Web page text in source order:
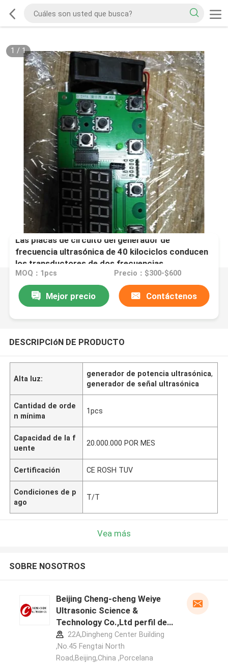
1 / 1
Las placas de circuito del generador de
frecuencia ultrasónica de 40 kilociclos conducen
los transductores de dos frecuencias
MOQ：1pcs Precio：$300-$600
Mejor precio Contáctenos
DESCRIPCIóN DE PRODUCTO
Alta luz:
generador de potencia ultrasónica,
generador de señal ultrasónica
Cantidad de orde
n mínima
1pcs
Capacidad de la f
uente
20.000.000 POR MES
Certificación CE ROSH TUV
Condiciones de p
ago
T/T
Vea más
SOBRE NOSOTROS
Beijing Cheng-cheng Weiye
Ultrasonic Science &
Technology Co.,Ltd perfil del
fabricante
22A,Dingheng Center Building
,No.45 Fengtai North
Road,Beijing,China ,Porcelana